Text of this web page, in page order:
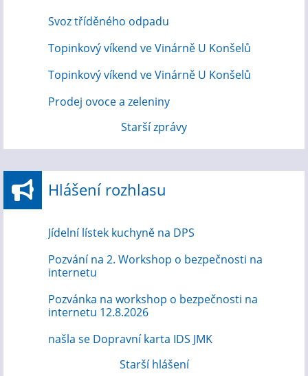
Svoz tříděného odpadu
Topinkový víkend ve Vinárně U Konšelů
Topinkový víkend ve Vinárně U Konšelů
Prodej ovoce a zeleniny
Starší zprávy
Hlášení rozhlasu
Jídelní lístek kuchyně na DPS
Pozvání na 2. Workshop o bezpečnosti na
internetu
Pozvánka na workshop o bezpečnosti na
internetu 12.8.2026
našla se Dopravní karta IDS JMK
Starší hlášení